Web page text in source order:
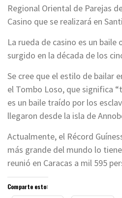
Regional Oriental de Parejas
Casino que se realizará en
La rueda de casino es un baile
surgido en la década de los
Se cree que el estilo de bailar
el Tombo Loso, que significa
es un baile traído por los
llegaron desde la isla de
Actualmente, el Récord
más grande del mundo lo
reunió en Caracas a mil 595
Comparte esto: